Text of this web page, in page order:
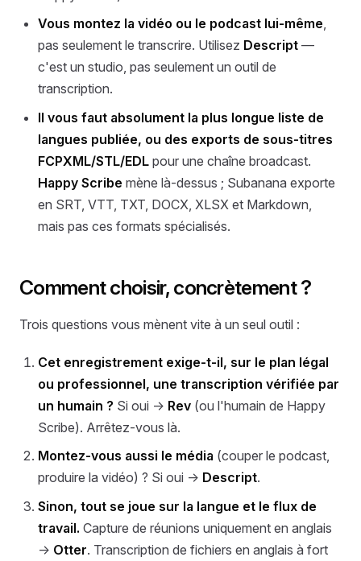
Vous montez la vidéo ou le podcast lui-même,
pas seulement le transcrire. Utilisez Descript —
c'est un studio, pas seulement un outil de
transcription.
Il vous faut absolument la plus longue liste de
langues publiée, ou des exports de sous-titres
FCPXML/STL/EDL pour une chaîne broadcast.
Happy Scribe mène là-dessus ; Subanana exporte
en SRT, VTT, TXT, DOCX, XLSX et Markdown,
mais pas ces formats spécialisés.
Comment choisir, concrètement ?
Trois questions vous mènent vite à un seul outil :
Cet enregistrement exige-t-il, sur le plan légal
ou professionnel, une transcription vérifiée par
un humain ? Si oui → Rev (ou l'humain de Happy
Scribe). Arrêtez-vous là.
Montez-vous aussi le média (couper le podcast,
produire la vidéo) ? Si oui → Descript.
Sinon, tout se joue sur la langue et le flux de
travail. Capture de réunions uniquement en anglais
→ Otter. Transcription de fichiers en anglais à fort